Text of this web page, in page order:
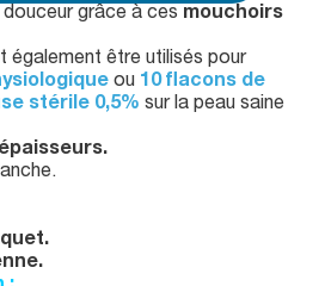
grâce à ces mouchoirs
également être utilisés pour
ou 10 flacons de
stérile 0,5% sur la peau saine